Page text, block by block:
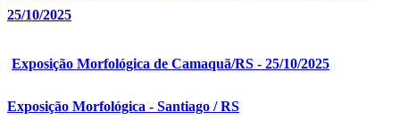
25/10/2025
Exposição Morfológica de Camaquã/RS - 25/10/2025
Exposição Morfológica - Santiago / RS